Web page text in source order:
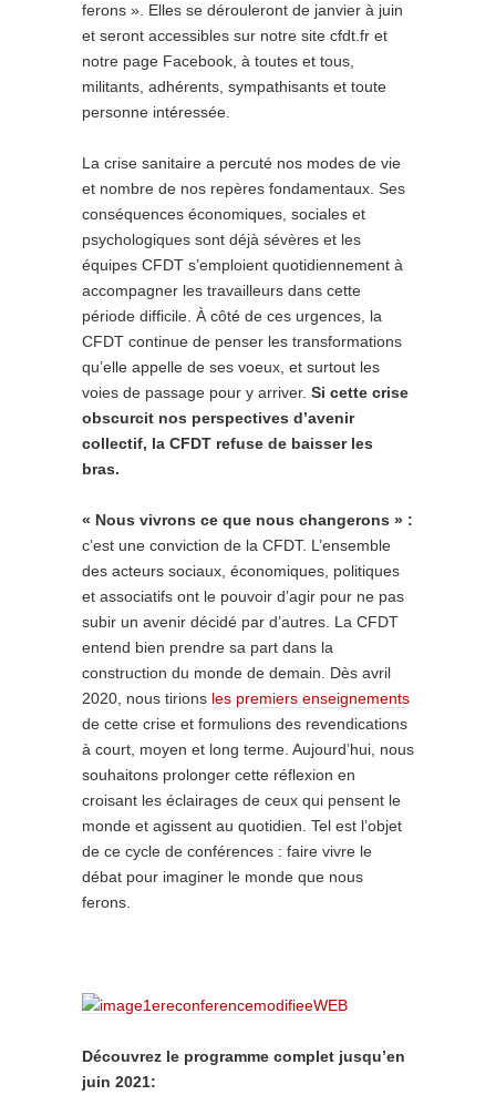
ferons ». Elles se dérouleront de janvier à juin
et seront accessibles sur notre site cfdt.fr et
notre page Facebook, à toutes et tous,
militants, adhérents, sympathisants et toute
personne intéressée.
La crise sanitaire a percuté nos modes de vie
et nombre de nos repères fondamentaux. Ses
conséquences économiques, sociales et
psychologiques sont déjà sévères et les
équipes CFDT s’emploient quotidiennement à
accompagner les travailleurs dans cette
période difficile. À côté de ces urgences, la
CFDT continue de penser les transformations
qu’elle appelle de ses voeux, et surtout les
voies de passage pour y arriver. Si cette crise
obscurcit nos perspectives d’avenir
collectif, la CFDT refuse de baisser les
bras.
« Nous vivrons ce que nous changerons » :
c’est une conviction de la CFDT. L’ensemble
des acteurs sociaux, économiques, politiques
et associatifs ont le pouvoir d’agir pour ne pas
subir un avenir décidé par d’autres. La CFDT
entend bien prendre sa part dans la
construction du monde de demain. Dès avril
2020, nous tirions les premiers enseignements
de cette crise et formulions des revendications
à court, moyen et long terme. Aujourd’hui, nous
souhaitons prolonger cette réflexion en
croisant les éclairages de ceux qui pensent le
monde et agissent au quotidien. Tel est l’objet
de ce cycle de conférences : faire vivre le
débat pour imaginer le monde que nous
ferons.
Découvrez le programme complet jusqu’en
juin 2021: